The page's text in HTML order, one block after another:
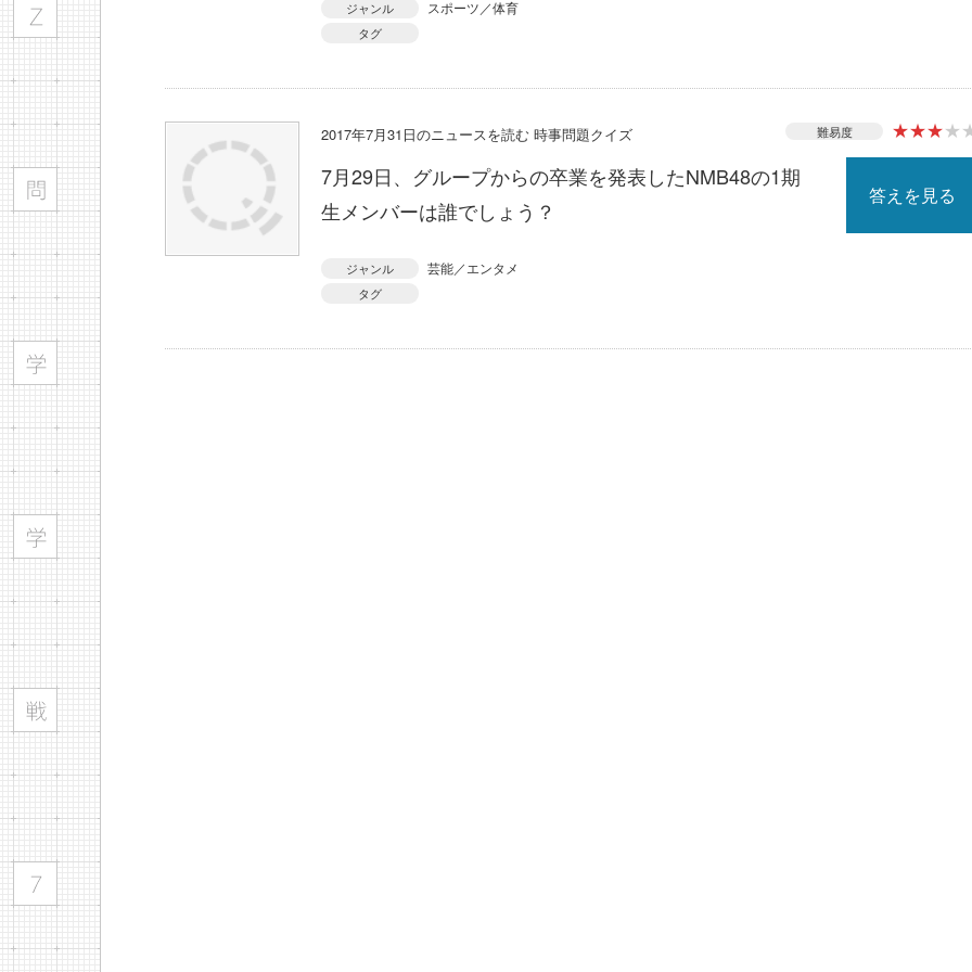
ジャンル スポーツ／体育
タグ
2017年7月31日のニュースを読む 時事問題クイズ 難易度 ★★★★
7月29日、グループからの卒業を発表したNMB48の1期
生メンバーは誰でしょう？
答えを見る
ジャンル 芸能／エンタメ
タグ